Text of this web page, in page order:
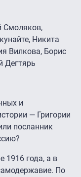
Смоляков,
Никита
Вилкова, Борис
Дегтярь
и
— Григории
посланник
1916 года, а в
По